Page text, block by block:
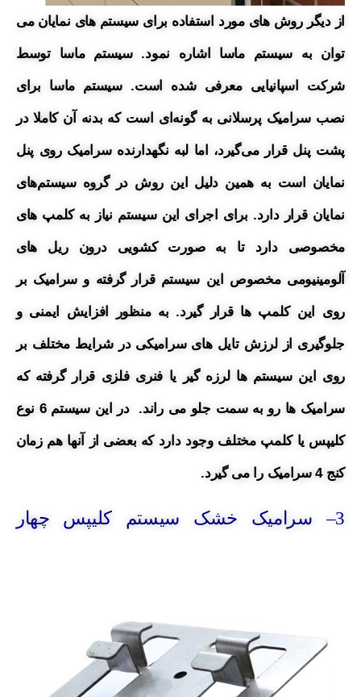
از دیگر روش های مورد استفاده برای سیستم های نمایان می
توان به سیستم ماسا اشاره نمود. سیستم ماسا توسط
شرکت اسپانیایی معرفی شده است. سیستم ماسا برای
نصب سرامیک پرسلانی به گونه‌ای است که بدنه آن کاملا در
پشت پنل قرار می‌گیرد، اما لبه نگهدارنده سرامیک روی پنل
نمایان است به همین دلیل این روش در گروه سیستم‌های
نمایان قرار دارد. برای اجرای این سیستم نیاز به کلمپ های
مخصوصی دارد تا به صورت کشویی درون ریل های
آلومینیومی مخصوص این سیستم قرار گرفته و سرامیک بر
روی این کلمپ ها قرار گیرد. به منظور افزایش ایمنی و
جلوگیری از لرزش تایل های سرامیکی در شرایط مختلف بر
روی این سیستم ها لرزه گیر یا فنری فلزی قرار گرفته که
سرامیک ها رو به سمت جلو می راند. در این سیستم 6 نوع
کلیپس یا کلمپ مختلف وجود دارد که بعضی از آنها هم زمان
کنج 4 سرامیک را می گیرد.
3– سرامیک خشک سیستم کلیپس چهار